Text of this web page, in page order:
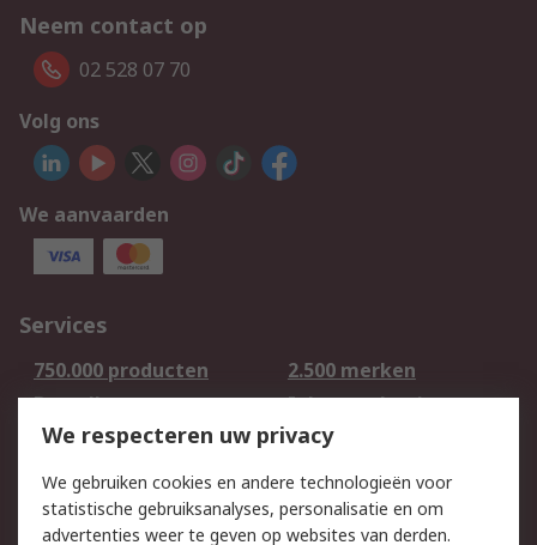
Neem contact op
02 528 07 70
Volg ons
We aanvaarden
Services
750.000 producten
2.500 merken
Bestellen
Inkoopoplossingen
Retouren
Technisch advies
Track & Trace
Wettelijk
We respecteren uw privacy
We gebruiken cookies en andere technologieën voor
statistische gebruiksanalyses, personalisatie en om
advertenties weer te geven op websites van derden.